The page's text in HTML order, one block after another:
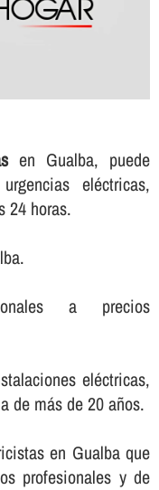
en Gualba, puede
eléctricas,
24 horas.
a precios
eléctricas,
de más de 20 años.
en Gualba que
profesionales y de